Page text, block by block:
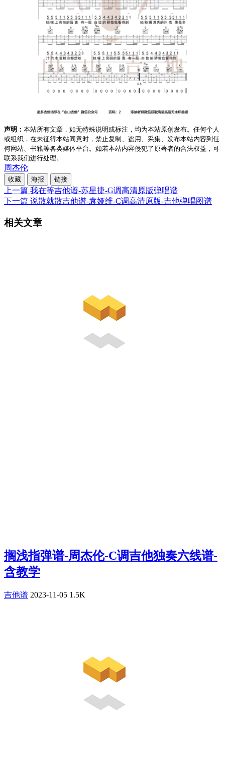
声明： 本站所有文章，如无特殊说明或标注，均为本站原创发布。任何个人
或组织，在未征得本站同意时，禁止复制、盗用、采集、发布本站内容到任
何网站、书籍等各类媒体平台。如若本站内容侵犯了原著者的合法权益，可
联系我们进行处理。
周杰伦
收藏 海报 链接
上一篇 我在等吉他谱-苏星捷-G调高清原版弹唱谱
下一篇 说散就散吉他谱-袁娅维-C调高清原版-吉他弹唱图谱
相关文章
搁浅指弹谱-周杰伦-C调吉他独奏六线谱-
含教学
吉他谱 2023-11-05 1.5K